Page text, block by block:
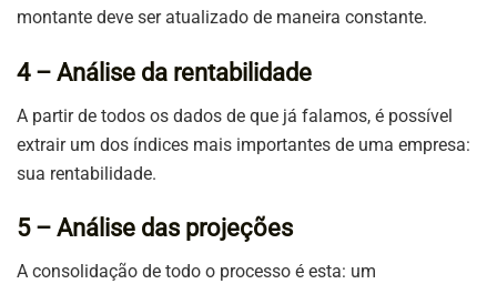
montante deve ser atualizado de maneira constante.
4 – Análise da rentabilidade
A partir de todos os dados de que já falamos, é possível
extrair um dos índices mais importantes de uma empresa:
sua rentabilidade.
5 – Análise das projeções
A consolidação de todo o processo é esta: um